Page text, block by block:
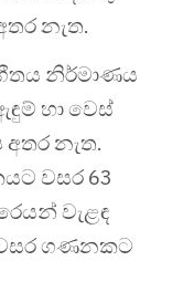
නැත.
නිර්මාණය
හා වෙස්
නැත.
වසර 63
වැළඳ
ගණනකට